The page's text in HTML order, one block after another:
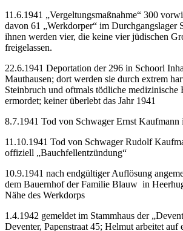
11.6.1941 „Vergeltungsmaßnahme“ 300
davon 61 „Werkdorper“ im Durchgangslager
ihnen werden vier, die keine vier jüdischen
freigelassen.
22.6.1941 Deportation der 296 in Schoorl
Mauthausen; dort werden sie durch extrem
Steinbruch und oftmals tödliche medizinische
ermordet; keiner überlebt das Jahr 1941
8.7.1941 Tod von Schwager Ernst Kaufmann
11.10.1941 Tod von Schwager Rudolf
offiziell „Bauchfellentzündung“
10.9.1941 nach endgültiger Auflösung
dem Bauernhof der Familie Blauw in
Nähe des Werkdorps
1.4.1942 gemeldet im Stammhaus der
Deventer, Papenstraat 45; Helmut arbeitet auf